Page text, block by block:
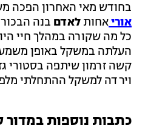
בחודש מאי האחרון הפכה
אוריאחות לאדם
כל מה שקורה במהלך חיי
העלתה במשקל באופן
וירדה למשקל ההתחלתי
כתבות נוספות במדור